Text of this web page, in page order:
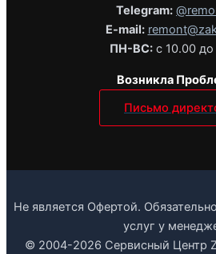
Telegram:
E-mail:
ПН-ВС: с 10.00
Возникла
Письмо
Не является Офертой.
услуг у
© 2004-2026 Сервисный Центр